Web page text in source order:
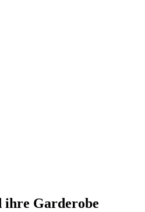
ihre Garderobe